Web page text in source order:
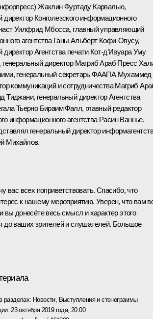
Жаклин Фуртаду Карвалью,
директор Конголезского информационного
Уилфрид Мбосса, главный управляющий
агентства Ганы Альберт Кофи-Овусу,
директор Агентства печати Кот-д’Ивуара Уму
генеральный директор Магриб Араб Пресс
генеральный секретарь ФААПА Мухаммед
коммуникаций и сотрудничества Магриб
Тиджани, генеральный директор Агентства
Тьерно Бираим Фалл, главный редактор
информационного агентства Расин Ваннье.
генеральный директор
Михайлов.
вас всех поприветствовать. Спасибо, что
к нашему мероприятию. Уверен, что вам
вы донесёте весь смысл и характер этого
до ваших зрителей и слушателей. Большое
разделах: Новости, Выступления и стенограммы
23 октября 2019 года, 20:00